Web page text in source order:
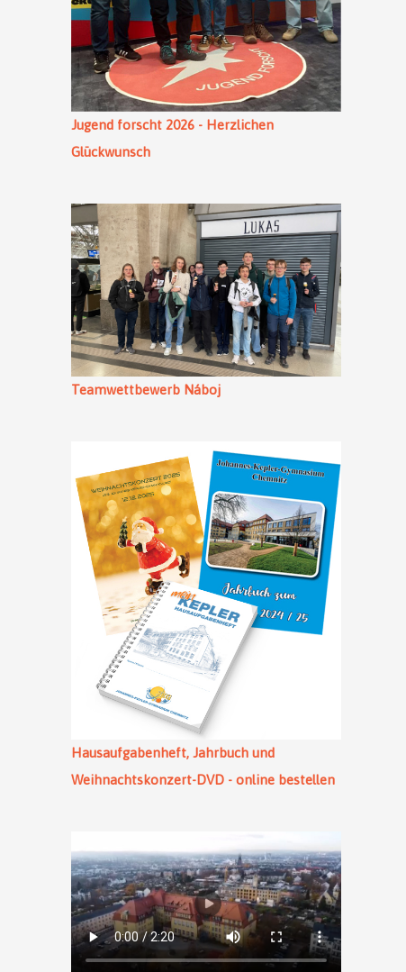
Jugend forscht 2026 - Herzlichen
Glückwunsch
Teamwettbewerb Náboj
Hausaufgabenheft, Jahrbuch und
Weihnachtskonzert-DVD - online bestellen